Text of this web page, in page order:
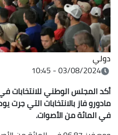
دولي
03/08/2024 - 10:45
أكد المجلس الوطني للانتخابات في
في المائة من الأصوات.